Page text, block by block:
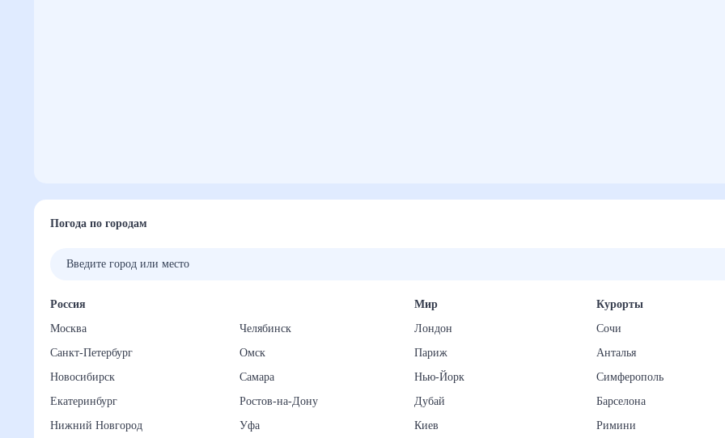
Погода по городам
Россия
Москва
Санкт-Петербург
Новосибирск
Екатеринбург
Нижний Новгород
Челябинск
Омск
Самара
Ростов-на-Дону
Уфа
Мир
Лондон
Париж
Нью-Йорк
Дубай
Киев
Курорты
Сочи
Анталья
Симферополь
Барселона
Римини